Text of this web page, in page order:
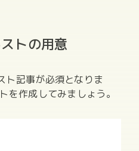
トの用意
ト記事が必須となりま
を作成してみましょう。